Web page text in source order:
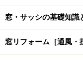
きる。 [シャッター
窓シャッター
一般的な住宅用の
窓・サッシの基礎知識
窓リフォーム［通風・